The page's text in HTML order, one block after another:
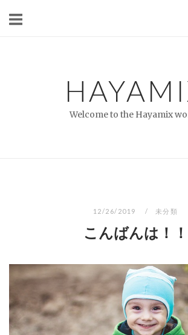
Welcome to the Hayamix
12/26/2019 未分類
こんばんは！！